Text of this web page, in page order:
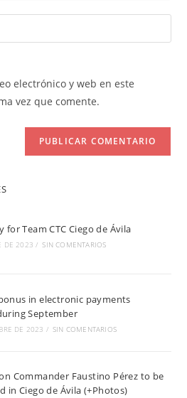
electrónico y web en este
vez que comente.
for Team CTC Ciego de Ávila
DE 2023 / SIN COMENTARIOS
in electronic payments
September
DE 2023 / SIN COMENTARIOS
Commander Faustino Pérez to be
in Ciego de Ávila (+Photos)